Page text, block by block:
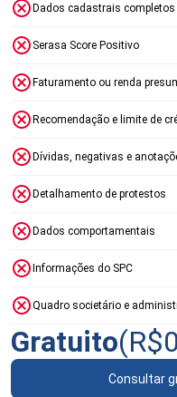
Dados cadastrais completos
Serasa Score Positivo
Faturamento ou renda
Recomendação e limite de
Dívidas, negativas e
Detalhamento de protestos
Dados comportamentais
Informações do SPC
Quadro societário e
Gratuito(R$
Consultar